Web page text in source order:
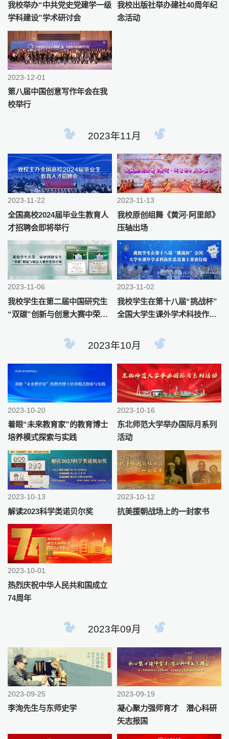
我校举办“中共党史党建学一级
学科建设”学术研讨会
我校出版社举办建社40周年纪
念活动
2023-12-01
第八届中国创意写作年会在我
校举行
2023年11月
2023-11-22
全国高校2024届毕业生教育人
才招聘会即将举行
2023-11-13
我校原创组舞《黄河·阿里郎》
压轴出场
2023-11-06
我校学生在第二届中国研究生
“双碳”创新与创意大赛中荣获
2023-11-02
我校学生在第十八届“挑战杯”
全国大学生课外学术科技作品
2023年10月
2023-10-20
着眼“未来教育家”的教育博士
培养模式探索与实践
2023-10-16
东北师范大学举办国际月系列
活动
2023-10-13
解读2023科学类诺贝尔奖
2023-10-12
抗美援朝战场上的一封家书
2023-10-01
热烈庆祝中华人民共和国成立
74周年
2023年09月
2023-09-25
李洵先生与东师史学
2023-09-19
凝心聚力强师育才 潜心科研
矢志报国